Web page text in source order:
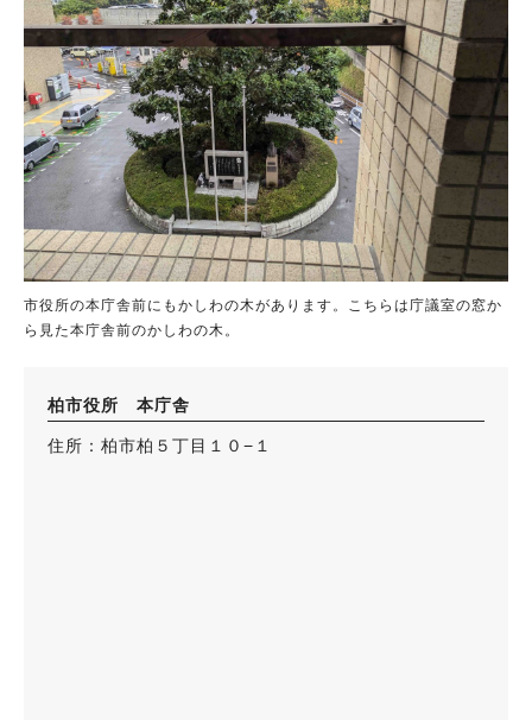
市役所の本庁舎前にもかしわの木があります。こちらは庁議室の窓か
ら見た本庁舎前のかしわの木。
柏市役所 本庁舎
住所：柏市柏５丁目１０−１